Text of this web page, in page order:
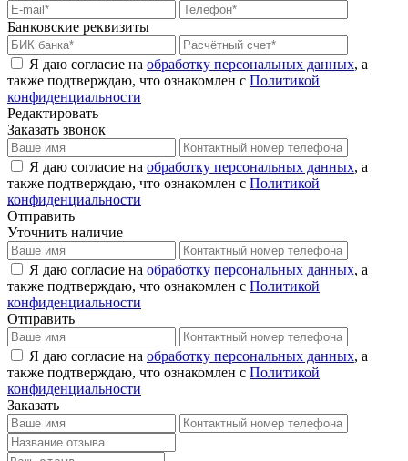
Банковские реквизиты
Я даю согласие на обработку персональных данных, а
также подтверждаю, что ознакомлен с Политикой
конфиденциальности
Редактировать
Заказать звонок
Я даю согласие на обработку персональных данных, а
также подтверждаю, что ознакомлен с Политикой
конфиденциальности
Отправить
Уточнить наличие
Я даю согласие на обработку персональных данных, а
также подтверждаю, что ознакомлен с Политикой
конфиденциальности
Отправить
Я даю согласие на обработку персональных данных, а
также подтверждаю, что ознакомлен с Политикой
конфиденциальности
Заказать